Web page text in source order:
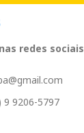
redes sociais
9 9206-5797